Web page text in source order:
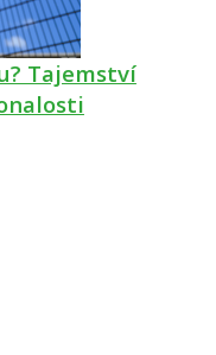
Tajemství